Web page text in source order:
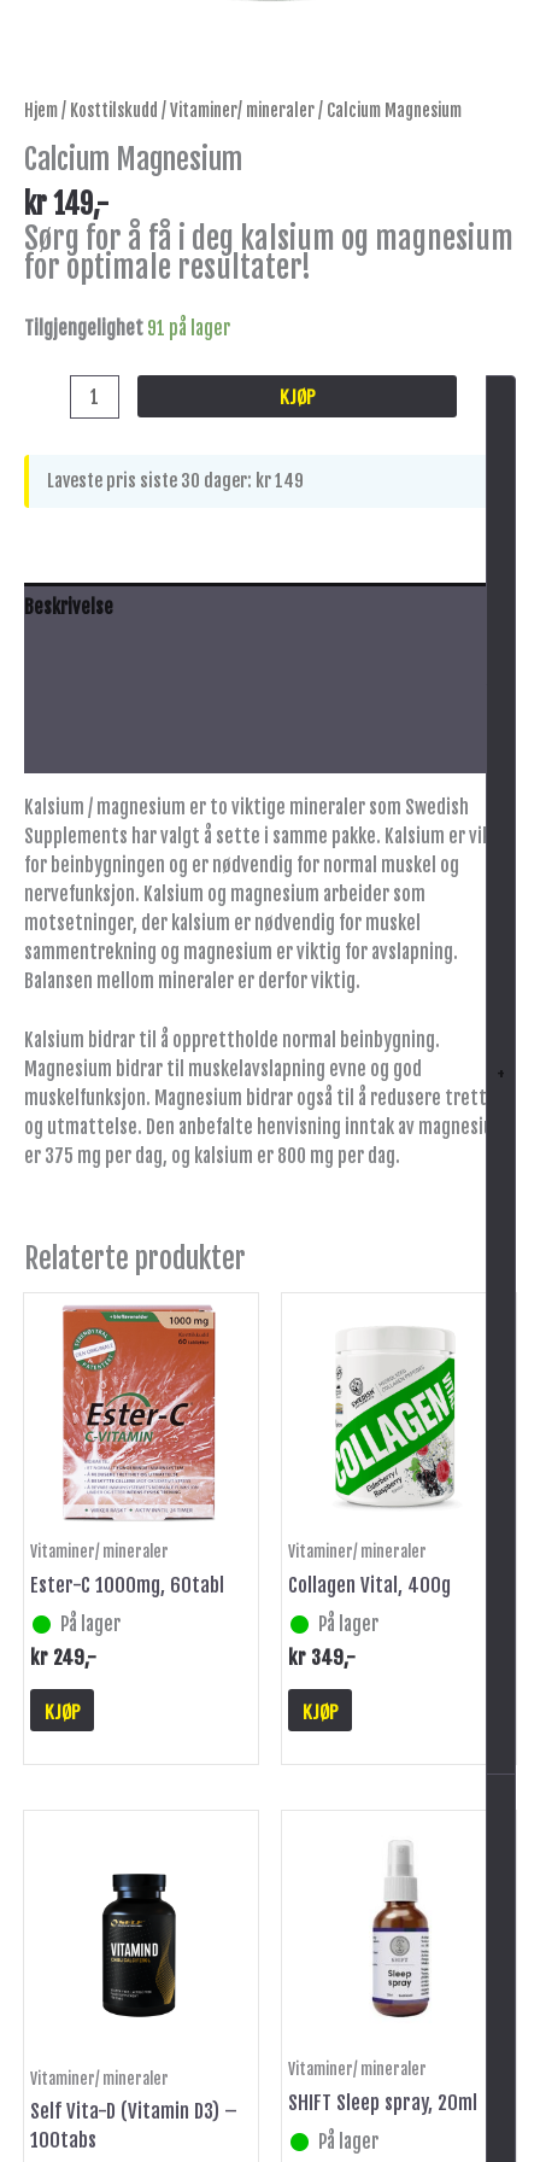
Hjem/ Kosttilskudd /Vitaminer/ mineraler/ Calcium Magnesium
Calcium Magnesium
kr149,-
Sørg for å få i deg kalsium og magnesium
for optimale resultater!
Tilgjengelighet 91 på lager
+
KJØP
Laveste pris siste 30 dager: kr149
Beskrivelse
Kalsium / magnesium er to viktige mineraler som Swedish
Supplements har valgt å sette i samme pakke. Kalsium er viktig
for beinbygningen og er nødvendig for normal muskel og
nervefunksjon. Kalsium og magnesium arbeider som
motsetninger, der kalsium er nødvendig for muskel
sammentrekning og magnesium er viktig for avslapning.
Balansen mellom mineraler er derfor viktig.
Kalsium bidrar til å opprettholde normal beinbygning.
Magnesium bidrar til muskelavslapning evne og god
muskelfunksjon. Magnesium bidrar også til å redusere tretthet
og utmattelse. Den anbefalte henvisning inntak av magnesium
er 375 mg per dag, og kalsium er 800 mg per dag.
Relaterte produkter
Vitaminer/ mineraler
Ester-C 1000mg, 60tabl
På lager
kr 249,-
KJØP
Vitaminer/ mineraler
Collagen Vital, 400g
På lager
kr 349,-
KJØP
Vitaminer/ mineraler
Self Vita-D (Vitamin D3) –
100tabs
Vitaminer/ mineraler
SHIFT Sleep spray, 20ml
På lager